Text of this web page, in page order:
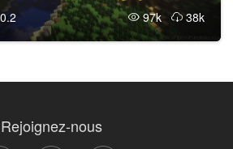
97k 38k
Rejoignez-nous